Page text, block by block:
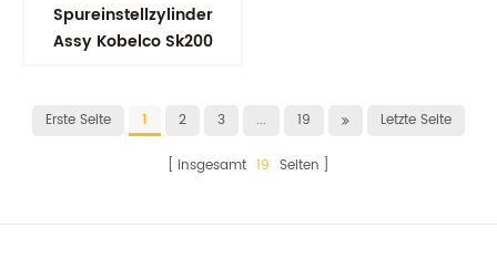
Spureinstellzylinder
Assy Kobelco Sk200
Erste Seite 1 2 3 ... 19 Letzte Seite
insgesamt 19 Seiten